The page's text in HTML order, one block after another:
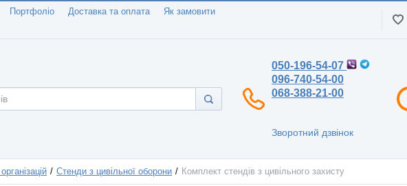
Портфоліо Доставка та оплата
Як замовити
050-196-54-07
096-740-54-00
068-388-21-00
Зворотний дзвінок
Стенди з цивільної оборони Комплект стендів з цивільного захисту